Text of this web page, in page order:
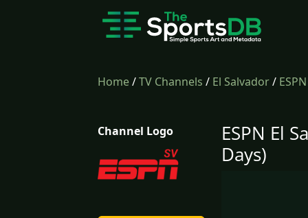
Home/TV Channels / El Salvador/
Channel Logo
ESPN El
Days)